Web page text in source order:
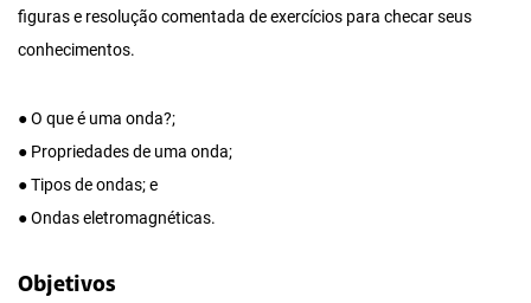
figuras e resolução comentada de exercícios para checar seus
conhecimentos.
● O que é uma onda?;
● Propriedades de uma onda;
● Tipos de ondas; e
● Ondas eletromagnéticas.
Objetivos